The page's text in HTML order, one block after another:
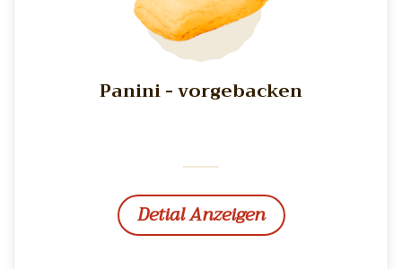
Panini - vorgebacken
Detial Anzeigen